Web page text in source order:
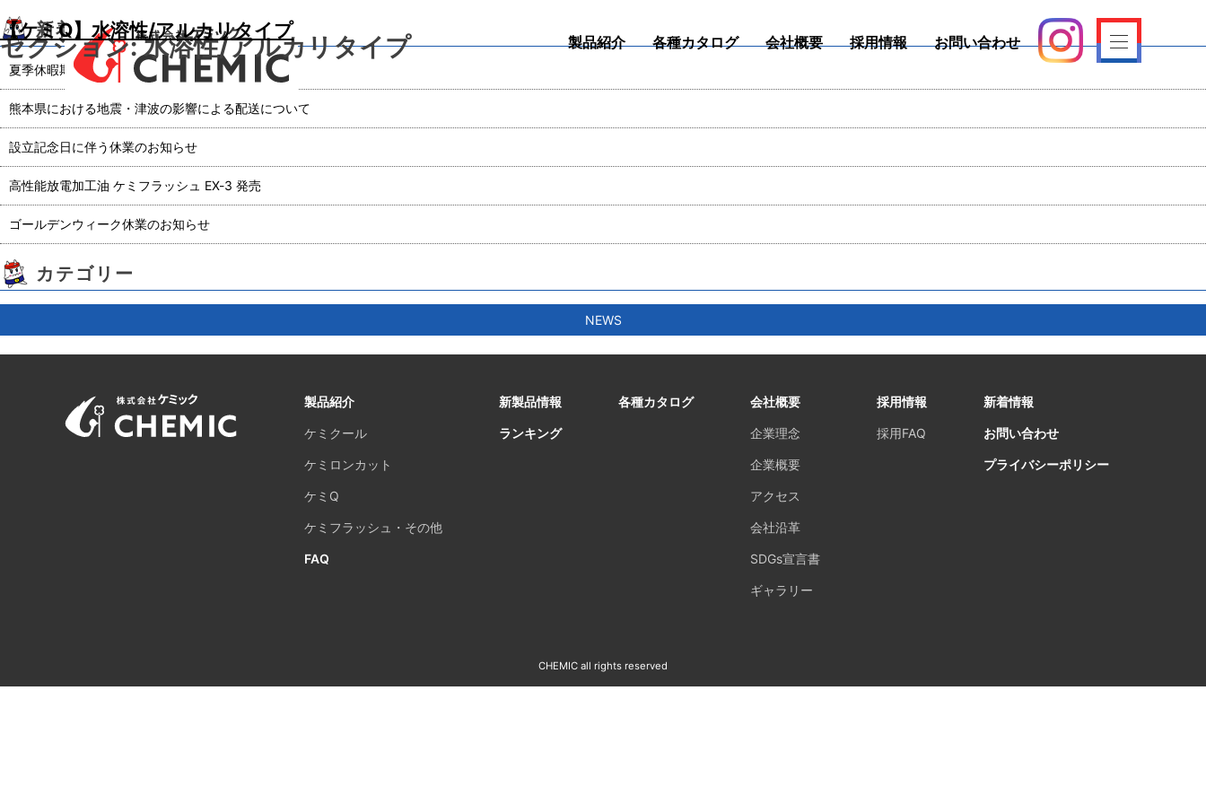
製品紹介 各種カタログ 会社概要 採用情報 お問い合わせ
セクション:水溶性/アルカリタイプ
【ケミQ】水溶性/アルカリタイプ
新着記事
夏季休暇期間休業日のお知らせ
熊本県における地震・津波の影響による配送について
設立記念日に伴う休業のお知らせ
高性能放電加工油 ケミフラッシュ EX-3 発売
ゴールデンウィーク休業のお知らせ
カテゴリー
NEWS
製品紹介
ケミクール
ケミロンカット
ケミQ
ケミフラッシュ・その他
FAQ
新製品情報
ランキング
各種カタログ 会社概要
企業理念
企業概要
アクセス
会社沿革
SDGs宣言書
ギャラリー
採用情報
採用FAQ
新着情報
お問い合わせ
プライバシーポリシー
CHEMIC all rights reserved